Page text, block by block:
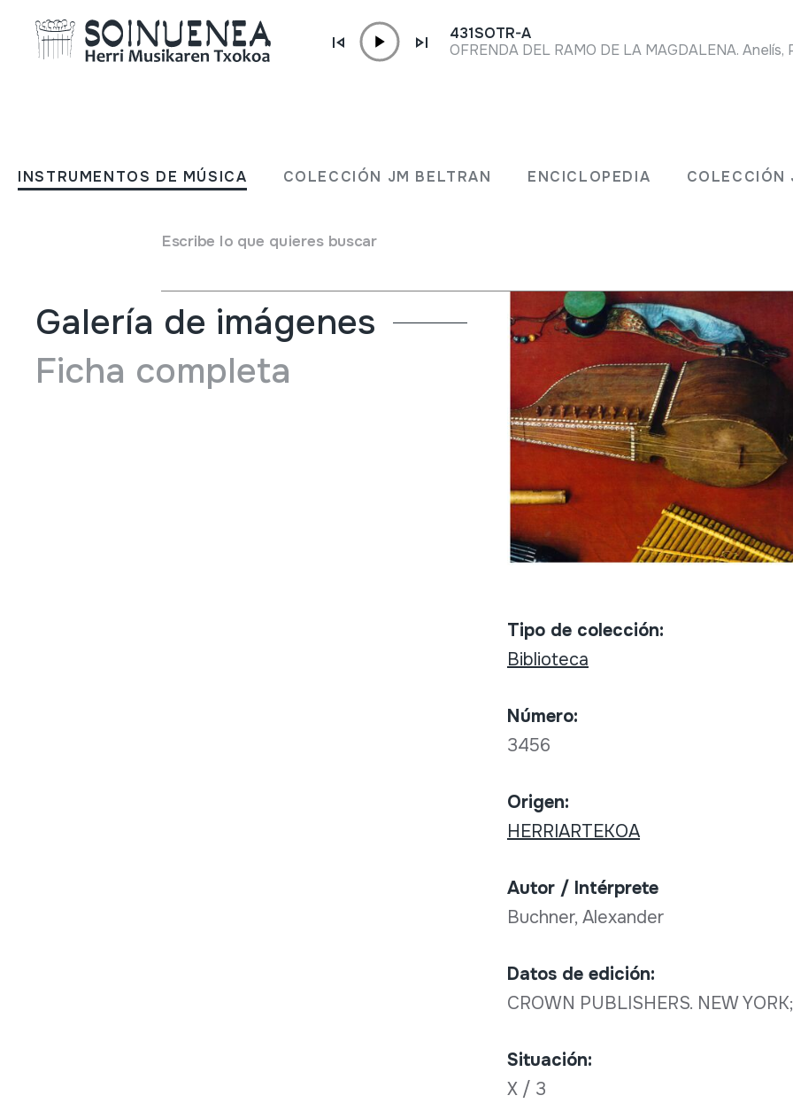
INSTRUMENTOS DE MÚSICA COLECCIÓN JM BELTRAN ENCICLOPEDIA COLECCIÓN
Escribe lo que quieres buscar
431SOTR-A
Folk Music Instruments of the
Buchner, Alexander
Galería de imágenes
Ficha completa
Tipo de colección:
Biblioteca
Número:
3456
Origen:
HERRIARTEKOA
Autor / Intérprete
Buchner, Alexander
Datos de edición:
CROWN PUBLISHERS. NEW
Situación:
X / 3